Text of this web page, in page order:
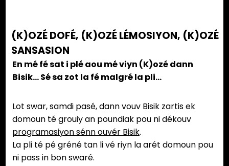
(K)OZÉ DOFÉ, (K)OZÉ LÉMOSIYON, (K)OZÉ
SANSASION
En mé fé sat i plé aou mé viyn (K)ozé dann
Bisik… Sé sa zot la fé malgré la pli…
Lot swar, samdi pasé, dann vouv Bisik zartis ek
domoun té grouiy an poundiak pou ni dékouv
programasiyon sénn ouvér Bisik.
La pli té pé gréné tan li vé riyn la arét domoun pou
ni pass in bon swaré.